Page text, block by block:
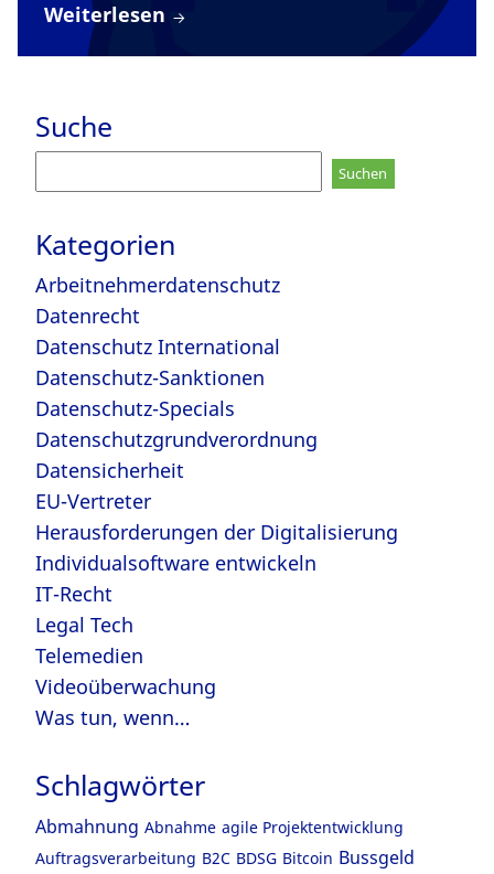
Weiterlesen
Suche
nach:
Kategorien
Arbeitnehmerdatenschutz
Datenrecht
Datenschutz International
Datenschutz-Sanktionen
Datenschutz-Specials
Datenschutzgrundverordnung
Datensicherheit
EU-Vertreter
Herausforderungen der Digitalisierung
Individualsoftware entwickeln
IT-Recht
Legal Tech
Telemedien
Videoüberwachung
Was tun, wenn…
Schlagwörter
Abmahnung Abnahme agile Projektentwicklung
Auftragsverarbeitung B2C BDSG Bitcoin Bussgeld